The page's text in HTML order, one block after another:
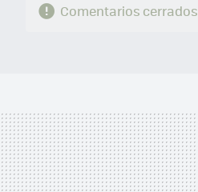
Comentarios cerrados